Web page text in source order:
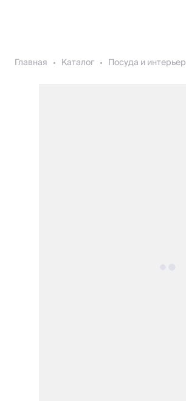
Главная Каталог Посуда и интерьер